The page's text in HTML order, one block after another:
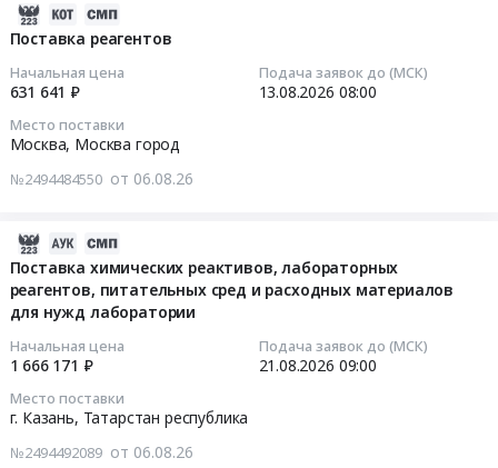
Поставка реагентов
Начальная цена
631 641 ₽
Подача заявок до (МСК)
13.08.2026 08:00
Место поставки
Москва, Москва город
№2494484550 от 06.08.26
Поставка химических реактивов, лабораторных
реагентов, питательных сред и расходных материалов
для нужд лаборатории
Начальная цена
1 666 171 ₽
Подача заявок до (МСК)
21.08.2026 09:00
Место поставки
г. Казань, Татарстан республика
№2494492089 от 06.08.26